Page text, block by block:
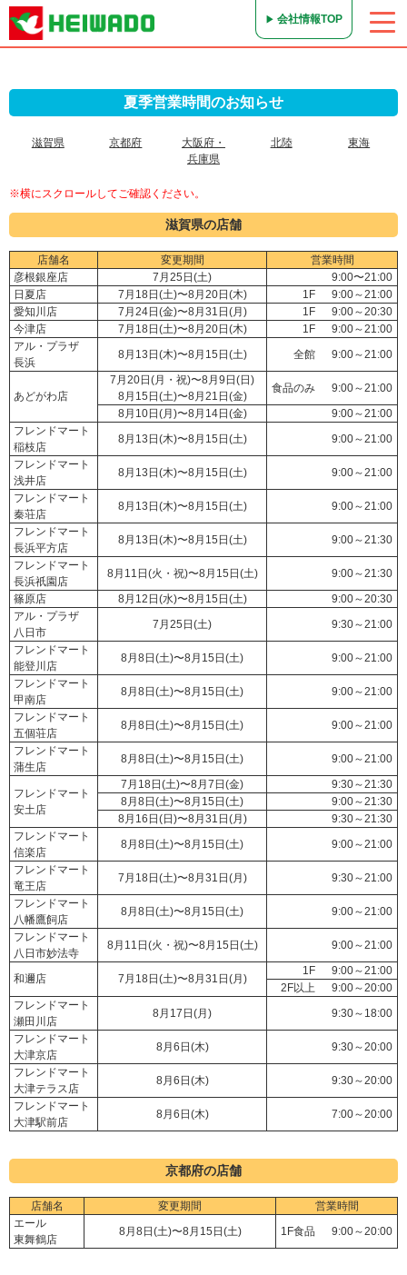
会社情報TOP
夏季営業時間のお知らせ
滋賀県 京都府
大阪府・
兵庫県
北陸 東海
※横にスクロールしてご確認ください。
滋賀県の店舗
店舗名 変更期間
営業時間
彦根銀座店
7月25日(土)
9:00〜21:00
日夏店
7月18日(土)〜8月20日(木) 1F
9:00～21:00
愛知川店
7月24日(金)〜8月31日(月) 1F
9:00～20:30
今津店
7月18日(土)〜8月20日(木) 1F
9:00～21:00
アル・プラザ
長浜
8月13日(木)〜8月15日(土) 全館 9:00～21:00
あどがわ店
7月20日(月・祝)〜8月9日(日)
8月15日(土)〜8月21日(金)
食品のみ
9:00～21:00
8月10日(月)〜8月14日(金)
9:00～21:00
フレンドマート
稲枝店
8月13日(木)〜8月15日(土)
9:00～21:00
フレンドマート
浅井店
8月13日(木)〜8月15日(土)
9:00～21:00
フレンドマート
秦荘店
8月13日(木)〜8月15日(土)
9:00～21:00
フレンドマート
長浜平方店
8月13日(木)〜8月15日(土)
9:00～21:30
フレンドマート
長浜祇園店
8月11日(火・祝)〜8月15日(土)
9:00～21:30
篠原店
8月12日(水)〜8月15日(土)
9:00～20:30
アル・プラザ
八日市
7月25日(土)
9:30～21:00
フレンドマート
能登川店
8月8日(土)〜8月15日(土)
9:00～21:00
フレンドマート
甲南店
8月8日(土)〜8月15日(土)
9:00～21:00
フレンドマート
五個荘店
8月8日(土)〜8月15日(土)
9:00～21:00
フレンドマート
蒲生店
8月8日(土)〜8月15日(土) 9:00～21:00
フレンドマート
安土店
7月18日(土)〜8月7日(金)
9:30～21:30
8月8日(土)〜8月15日(土)
9:00～21:30
8月16日(日)〜8月31日(月)
9:30～21:30
フレンドマート
信楽店
8月8日(土)〜8月15日(土)
9:00～21:00
フレンドマート
竜王店
7月18日(土)〜8月31日(月)
9:30～21:00
フレンドマート
八幡鷹飼店
8月8日(土)〜8月15日(土)
9:00～21:00
フレンドマート
八日市妙法寺
8月11日(火・祝)〜8月15日(土) 9:00～21:00
和邇店 7月18日(土)〜8月31日(月)
1F
9:00～21:00
2F以上
9:00～20:00
フレンドマート
瀬田川店
8月17日(月)
9:30～18:00
フレンドマート
大津京店
8月6日(木)
9:30～20:00
フレンドマート
大津テラス店
8月6日(木)
9:30～20:00
フレンドマート
大津駅前店
8月6日(木) 7:00～20:00
京都府の店舗
店舗名 変更期間
営業時間
エール
東舞鶴店
8月8日(土)〜8月15日(土) 1F食品 9:00～20:00